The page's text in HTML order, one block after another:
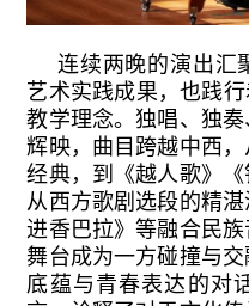
连续两晚的演出汇
艺术实践成果，也践
教学理念。独唱、独
辉映，曲目跨越中西
经典，到《越人歌》《
从西方歌剧选段的精
进香巴拉》等融合民族
舞台成为一方碰撞与
底蕴与青春表达的对